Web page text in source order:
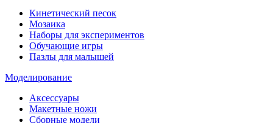
Кинетический песок
Мозаика
Наборы для экспериментов
Обучающие игры
Пазлы для малышей
Моделирование
Аксессуары
Макетные ножи
Сборные модели